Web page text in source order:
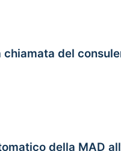
chiamata del
della MAD